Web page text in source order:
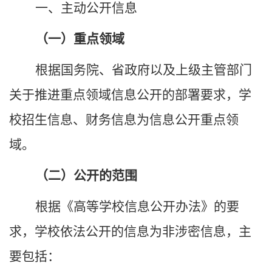
一、主动公开信息
（一）重点领域
根据国务院、省政府以及上级主管部门
关于推进重点领域信息公开的部署要求， 学
校招生信息、财务信息为信息公开重点领
域。
（二）公开的范围
根据《高等学校信息公开办法》的要
求， 学校依法公开的信息为非涉密信息，主
要包括：